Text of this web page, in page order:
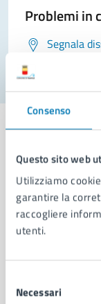
Consenso
Questo sito web
Utilizziamo
garantire la
raccogliere
utenti.
delNecessari
Problemi in
Segnala
AMMINISTRAZIONE
Uffici